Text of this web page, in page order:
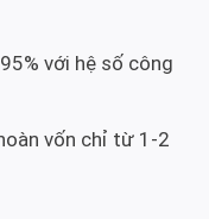
với hệ số công
vốn chỉ từ 1-2